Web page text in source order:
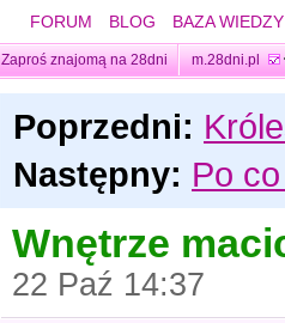
FORUM BLOG BAZA WIEDZY
Zaproś znajomą na 28dni m.28dni.pl
Poprzedni:
Następny: Po
Wnętrze
22 Paź 14:37